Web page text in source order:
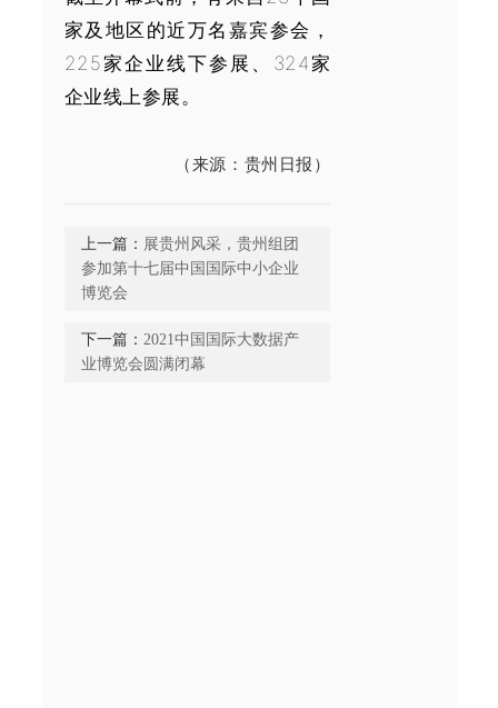
家及地区的近万名嘉宾参会，
225家企业线下参展、324家
企业线上参展。
（来源：贵州日报）
上一篇： 展贵州风采，贵州组团
参加第十七届中国国际中小企业
博览会
下一篇： 2021中国国际大数据产
业博览会圆满闭幕